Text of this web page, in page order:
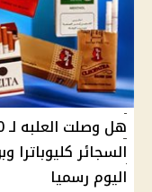
اليوم رسميا